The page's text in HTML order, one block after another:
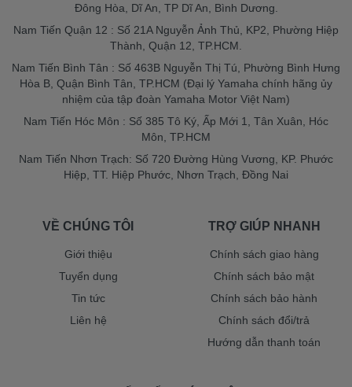
Đông Hòa, Dĩ An, TP Dĩ An, Bình Dương.
Nam Tiến Quận 12 : Số 21A Nguyễn Ảnh Thủ, KP2, Phường Hiệp
Thành, Quận 12, TP.HCM.
Nam Tiến Bình Tân : Số 463B Nguyễn Thị Tú, Phường Bình Hưng
Hòa B, Quận Bình Tân, TP.HCM (Đại lý Yamaha chính hãng ủy
nhiệm của tập đoàn Yamaha Motor Việt Nam)
Nam Tiến Hóc Môn : Số 385 Tô Ký, Ấp Mới 1, Tân Xuân, Hóc
Môn, TP.HCM
Nam Tiến Nhơn Trạch: Số 720 Đường Hùng Vương, KP. Phước
Hiệp, TT. Hiệp Phước, Nhơn Trạch, Đồng Nai
VỀ CHÚNG TÔI
Giới thiệu
Tuyển dụng
Tin tức
Liên hệ
TRỢ GIÚP NHANH
Chính sách giao hàng
Chính sách bảo mật
Chính sách bảo hành
Chính sách đổi/trả
Hướng dẫn thanh toán